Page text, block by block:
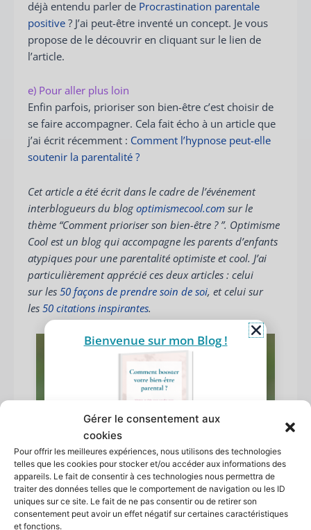
Gérer le consentement aux
cookies
Pour offrir les meilleures expériences, nous utilisons des technologies
telles que les cookies pour stocker et/ou accéder aux informations des
appareils. Le fait de consentir à ces technologies nous permettra de
traiter des données telles que le comportement de navigation ou les ID
uniques sur ce site. Le fait de ne pas consentir ou de retirer son
consentement peut avoir un effet négatif sur certaines caractéristiques
et fonctions.
déjà entendu parler de Procrastination parentale
positive ? J’ai peut-être inventé un concept. Je vous
propose de le découvrir en cliquant sur le lien de
l’article.
e) Pour aller plus loin
Enfin parfois, prioriser son bien-être c’est choisir de
se faire accompagner. Cela fait écho à un article que
j’ai écrit récemment : Comment l’hypnose peut-elle
soutenir la parentalité ?
Cet article a été écrit dans le cadre de l’événement
interblogueurs du blog optimismecool.com sur le
thème “Comment prioriser son bien-être ? ”. Optimisme
Cool est un blog qui accompagne les parents d’enfants
atypiques pour une parentalité optimiste et cool. J’ai
particulièrement apprécié ces deux articles : celui
sur les 50 façons de prendre soin de soi, et celui sur
les 50 citations inspirantes.
Bienvenue sur mon Blog !
Comment booster votre
bien-être parental ?
Recevez 5 pistes d'action dans votre
guide pas à pas
Laissez moi votre prénomet